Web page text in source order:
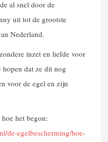
al snel door de
uit tot de grootste
Nederland.
inzet en liefde voor
hopen dat ze dit nog
voor de egel en zijn
het begon:
de-egelbescherming/hoe-